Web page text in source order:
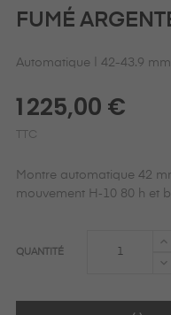
FUMÉ
Automatique | 42-43.9
1 225,00 €
TTC
Montre automatique 42
mouvement H‑10 80 h et
QUANTITÉ